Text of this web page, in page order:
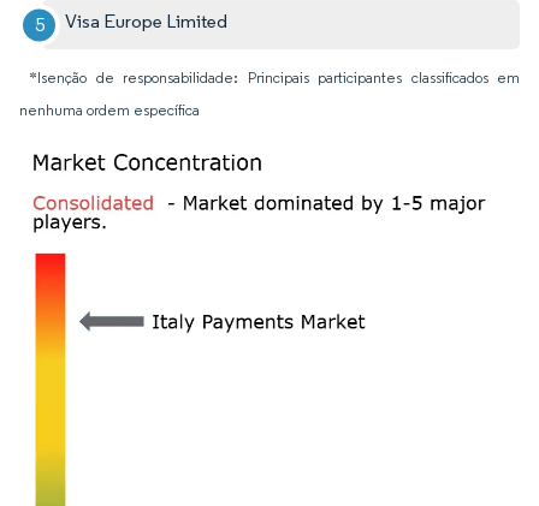
Visa Europe Limited
*Isenção de responsabilidade: Principais participantes classificados em
nenhuma ordem específica